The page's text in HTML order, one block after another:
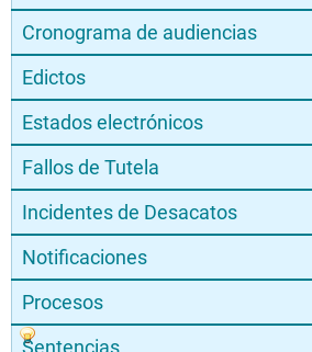
Cronograma de audiencias
Edictos
Estados electrónicos
Fallos de Tutela
Incidentes de Desacatos
Notificaciones
Procesos
Sentencias